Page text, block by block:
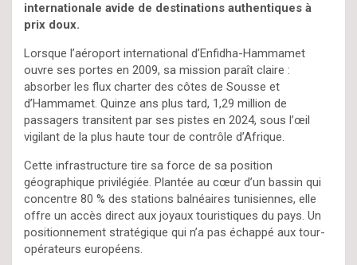
internationale avide de destinations authentiques à
prix doux.
Lorsque l’aéroport international d’Enfidha-Hammamet
ouvre ses portes en 2009, sa mission paraît claire :
absorber les flux charter des côtes de Sousse et
d’Hammamet. Quinze ans plus tard, 1,29 million de
passagers transitent par ses pistes en 2024, sous l’œil
vigilant de la plus haute tour de contrôle d’Afrique.
Cette infrastructure tire sa force de sa position
géographique privilégiée. Plantée au cœur d’un bassin qui
concentre 80 % des stations balnéaires tunisiennes, elle
offre un accès direct aux joyaux touristiques du pays. Un
positionnement stratégique qui n’a pas échappé aux tour-
opérateurs européens.